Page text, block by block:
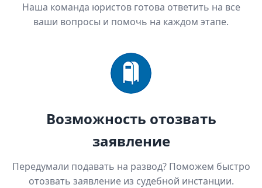
Наша команда юристов готова ответить на все
ваши вопросы и помочь на каждом этапе.
Возможность отозвать
заявление
Передумали подавать на развод? Поможем быстро
отозвать заявление из судебной инстанции.